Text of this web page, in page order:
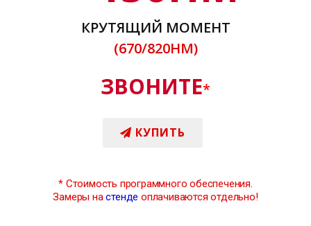
КРУТЯЩИЙ МОМЕНТ
(670/820НМ)
ЗВОНИТЕ*
КУПИТЬ
* Стоимость программного обеспечения.
Замеры настенде оплачиваются отдельно!